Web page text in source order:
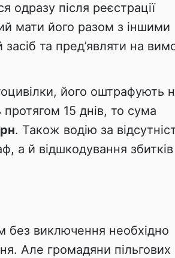
одразу після реєстрації
мати його разом з іншими
та пред’являти на
його оштрафують
15 днів, то сума
. Також водію за
а й відшкодування збитків
без виключення необхідно
Але громадяни пільгових